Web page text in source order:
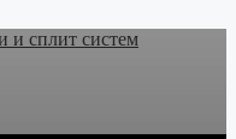
и сплит систем